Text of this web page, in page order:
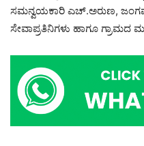
ಸಮನ್ವಯಕಾರಿ ಎಚ್.ಅರುಣ,
ಸೇವಾಪ್ರತಿನಿಗಳು ಹಾಗೂ ಗ್ರಾಮದ